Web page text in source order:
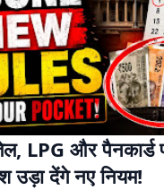
LPG और पैनकार्ड
उड़ा देंगे नए नियम!